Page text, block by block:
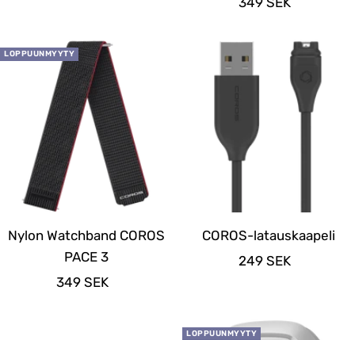
LOPPUUNMYYTY
Nylon Watchband COROS
PACE 3
Alennushinta
349 SEK
COROS-latauskaapeli
Alennushinta
249 SEK
LOPPUUNMYYTY